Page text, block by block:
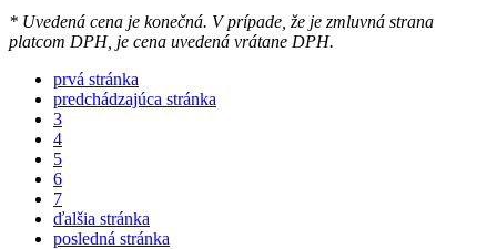
* Uvedená cena je konečná. V prípade, že je zmluvná strana
platcom DPH, je cena uvedená vrátane DPH.
prvá stránka
predchádzajúca stránka
3
4
5
6
7
ďalšia stránka
posledná stránka